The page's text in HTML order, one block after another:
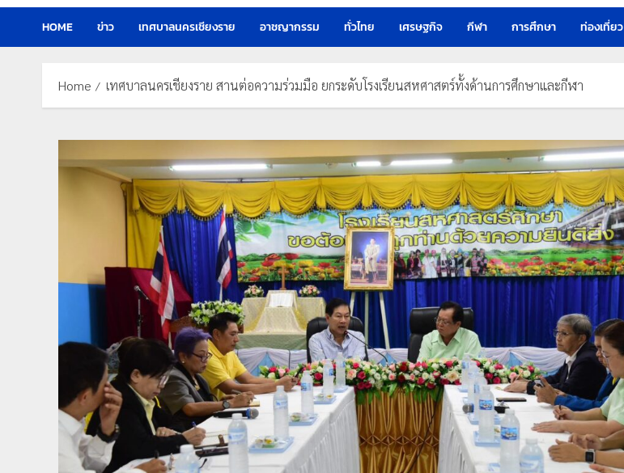
HOME ข่าว เทศบาลนครเชียงราย อาชญากรรม ทั่วไทย เศรษฐกิจ กีฬา การศึกษา ท่องเที่ยว
Home เทศบาลนครเชียงราย สานต่อความร่วมมือ ยกระดับโรงเรียนสหศาสตร์ทั้งด้านการศึกษาและกีฬา